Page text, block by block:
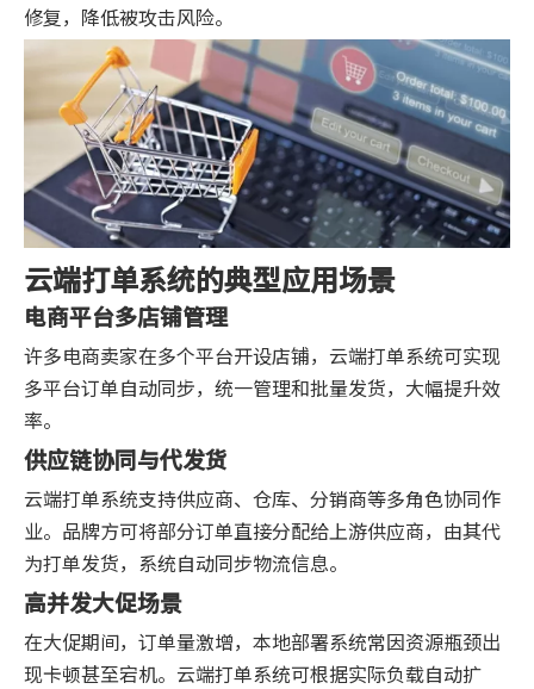
修复，降低被攻击风险。
云端打单系统的典型应用场景
电商平台多店铺管理
许多电商卖家在多个平台开设店铺，云端打单系统可实现
多平台订单自动同步，统一管理和批量发货，大幅提升效
率。
供应链协同与代发货
云端打单系统支持供应商、仓库、分销商等多角色协同作
业。品牌方可将部分订单直接分配给上游供应商，由其代
为打单发货，系统自动同步物流信息。
高并发大促场景
在大促期间，订单量激增，本地部署系统常因资源瓶颈出
现卡顿甚至宕机。云端打单系统可根据实际负载自动扩